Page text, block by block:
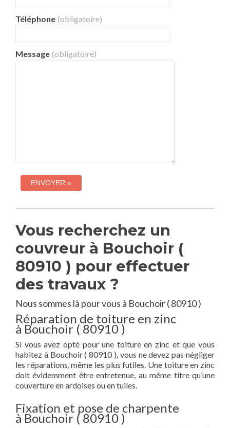
Téléphone (obligatoire)
Message (obligatoire)
Vous recherchez un
couvreur à Bouchoir (
80910 ) pour effectuer
des travaux ?
Nous sommes là pour vous à Bouchoir ( 80910 )
Réparation de toiture en zinc
à Bouchoir ( 80910 )
Si vous avez opté pour une toiture en zinc et que vous
habitez à Bouchoir ( 80910 ), vous ne devez pas négliger
les réparations, même les plus futiles. Une toiture en zinc
doit évidemment être entretenue, au même titre qu’une
couverture en ardoises ou en tuiles.
Fixation et pose de charpente
à Bouchoir ( 80910 )